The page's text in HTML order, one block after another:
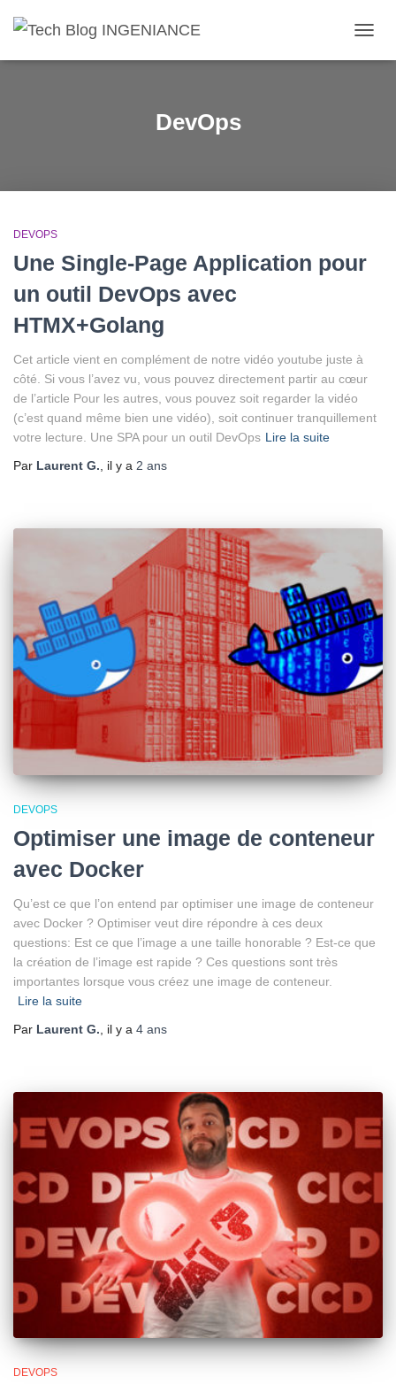
DevOps
DEVOPS
Une Single-Page Application pour
un outil DevOps avec
HTMX+Golang
Cet article vient en complément de notre vidéo youtube juste à
côté. Si vous l’avez vu, vous pouvez directement partir au cœur
de l’article Pour les autres, vous pouvez soit regarder la vidéo
(c’est quand même bien une vidéo), soit continuer tranquillement
votre lecture. Une SPA pour un outil DevOps Lire la suite
Par Laurent G. , il y a 2 ans
DEVOPS
Optimiser une image de conteneur
avec Docker
Qu’est ce que l’on entend par optimiser une image de conteneur
avec Docker ? Optimiser veut dire répondre à ces deux
questions: Est ce que l’image a une taille honorable ? Est-ce que
la création de l’image est rapide ? Ces questions sont très
importantes lorsque vous créez une image de conteneur.
Lire la suite
Par Laurent G. , il y a 4 ans
DEVOPS